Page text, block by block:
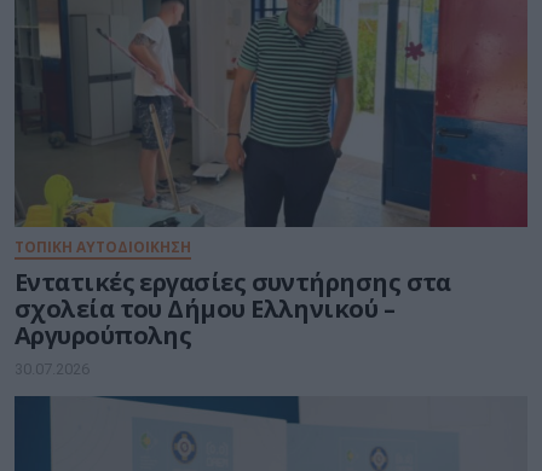
ΤΟΠΙΚΗ ΑΥΤΟΔΙΟΙΚΗΣΗ
Εντατικές εργασίες συντήρησης στα
σχολεία του Δήμου Ελληνικού –
Αργυρούπολης
30.07.2026